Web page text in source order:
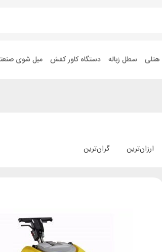
هتلی سطل زباله دستگاه کاور کفش مبل شوی
ارزان‌ترین گران‌ترین